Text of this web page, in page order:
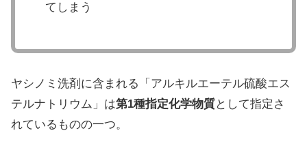
てしまう
ヤシノミ洗剤に含まれる「アルキルエーテル硫酸エス
テルナトリウム」は第1種指定化学物質として指定さ
れているものの一つ。